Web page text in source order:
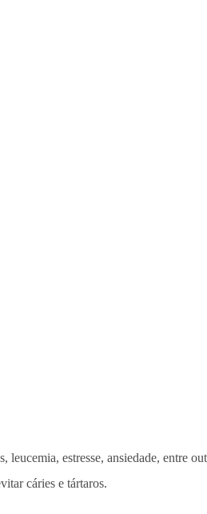
estresse, ansiedade, entre
cáries e tártaros.